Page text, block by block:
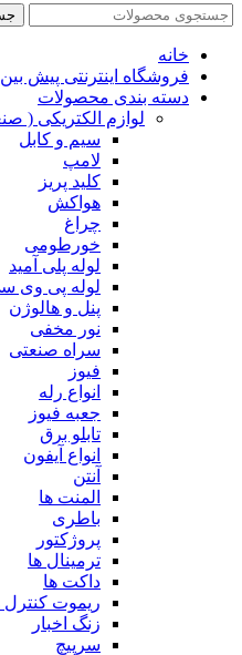
خانه
فروشگاه اینترنتی پیش بین
دسته بندی محصولات
لوازم الکتریکی (
سیم و کابل
لامپ
کلید پریز
هواکش
چراغ
خورطومی
لوله پلی آمید
لوله پی وی
پنل و هالوژن
نور مخفی
سراه صنعتی
فیوز
انواع رله
جعبه فیوز
تابلو برق
انواع آیفون
آنتن
المنت ها
باطری
پروژکتور
ترمینال ها
داکت ها
ریموت کنترل
زنگ اخبار
سرپیچ